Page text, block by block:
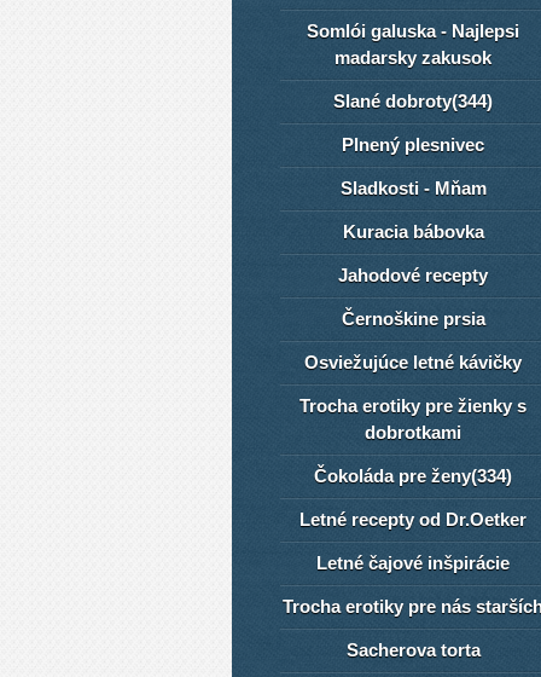
Somlói galuska - Najlepsi
madarsky zakusok
Slané dobroty(344)
Plnený plesnivec
Sladkosti - Mňam
Kuracia bábovka
Jahodové recepty
Černoškine prsia
Osviežujúce letné kávičky
Trocha erotiky pre žienky s
dobrotkami
Čokoláda pre ženy(334)
Letné recepty od Dr.Oetker
Letné čajové inšpirácie
Trocha erotiky pre nás
Sacherova torta